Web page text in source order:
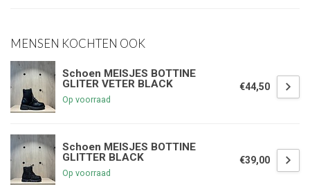
MENSEN KOCHTEN OOK
Schoen MEISJES BOTTINE
GLITER VETER BLACK
Op voorraad
€44,50
Schoen MEISJES BOTTINE
GLITTER BLACK
Op voorraad
€39,00